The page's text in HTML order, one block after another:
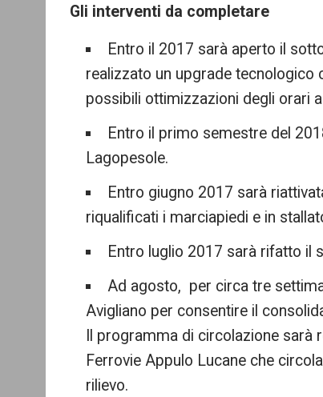
Gli interventi da completare
Entro il 2017 sarà aperto il
realizzato un upgrade tecnologico
possibili ottimizzazioni degli orari
Entro il primo semestre del
Lagopesole.
Entro giugno 2017 sarà
riqualificati i marciapiedi e in
Entro luglio 2017 sarà rifatto il
Ad agosto, per circa tre
Avigliano per consentire il
Il programma di circolazione
Ferrovie Appulo Lucane che
rilievo.